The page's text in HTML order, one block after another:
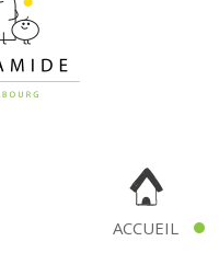
ACCUEIL